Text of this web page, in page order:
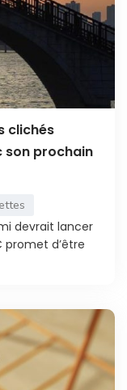
clichés
son prochain
devrait lancer
promet d’être